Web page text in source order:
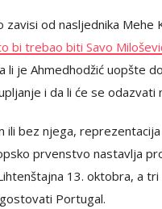
zavisi od nasljednika Mehe
bi trebao biti Savo
li je Ahmedhodžić uopšte
i da li će se odazvati
ili bez njega,
prvenstvo nastavlja
13. oktobra, a tri
Portugal.